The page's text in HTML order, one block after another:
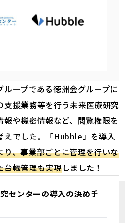
ループである徳洲会グループに
支援業務等を行う未来医療研究
や機密情報など、閲覧権限を
えでした。「Hubble」を導入
り、事業部ごとに管理を行いな
台帳管理も実現しました！
センターの導入の決め手